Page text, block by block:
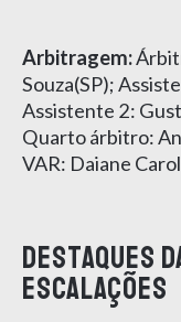
Arbitragem:
Souza(SP);
Assistente 2:
Quarto árbitro:
VAR: Daiane
Destaques
escalações